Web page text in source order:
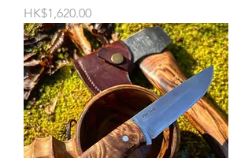
價格
HK$1,620.00